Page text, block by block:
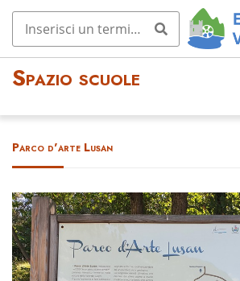
Spazio scuole
Parco d'arte Lusan